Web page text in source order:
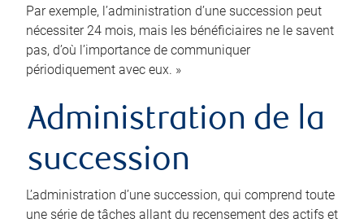
Par exemple, l’administration d’une succession peut
nécessiter 24 mois, mais les bénéficiaires ne le savent
pas, d’où l’importance de communiquer
périodiquement avec eux. »
Administration de la
succession
L’administration d’une succession, qui comprend toute
une série de tâches allant du recensement des actifs et